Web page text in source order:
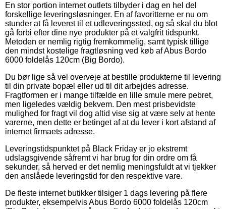
En stor portion internet outlets tilbyder i dag en hel del
forskellige leveringsløsninger. En af favoritterne er nu om
stunder at få leveret til et udleveringssted, og så skal du blot
gå forbi efter dine nye produkter på et valgfrit tidspunkt.
Metoden er nemlig rigtig fremkommelig, samt typisk tillige
den mindst kostelige fragtløsning ved køb af Abus Bordo
6000 foldelås 120cm (Big Bordo).
Du bør lige så vel overveje at bestille produkterne til levering
til din private bopæl eller ud til dit arbejdes adresse.
Fragtformen er i mange tilfælde en lille smule mere pebret,
men ligeledes vældig bekvem. Den mest prisbevidste
mulighed for fragt vil dog altid vise sig at være selv at hente
varerne, men dette er betinget af at du lever i kort afstand af
internet firmaets adresse.
Leveringstidspunktet på Black Friday er jo ekstremt
udslagsgivende såfremt vi har brug for din ordre om få
sekunder, så herved er det nemlig meningsfuldt at vi tjekker
den anslåede leveringstid for den respektive vare.
De fleste internet butikker tilsiger 1 dags levering på flere
produkter, eksempelvis Abus Bordo 6000 foldelås 120cm